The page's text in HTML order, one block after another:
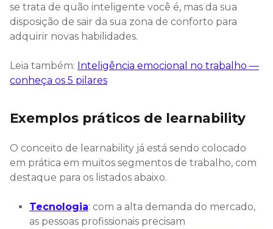
se trata de quão inteligente você é, mas da sua
disposição de sair da sua zona de conforto para
adquirir novas habilidades.
Leia também: Inteligência emocional no trabalho —
conheça os 5 pilares
Exemplos práticos de learnability
O conceito de learnability já está sendo colocado
em prática em muitos segmentos de trabalho, com
destaque para os listados abaixo.
Tecnologia: com a alta demanda do mercado,
as pessoas profissionais precisam